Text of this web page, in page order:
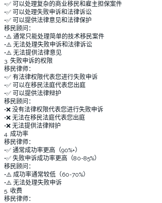
•✅ 可以处理复杂的商业移民和雇主担保案件
•✅ 可以处理失败申诉和法律诉讼
•✅ 可以提供法律意见和法律保护
移民顾问：
•⚠️ 通常只能处理简单的技术移民案件
•⚠️ 无法处理失败申诉和法律诉讼
•⚠️ 无法提供法律意见
3. 失败申诉的权限
移民律师：
•✅ 有法律权限代表您进行失败申诉
•✅ 可以在移民法庭代表您出庭
•✅ 可以提供法律辩护
移民顾问：
•❌ 没有法律权限代表您进行失败申诉
•❌ 无法在移民法庭代表您出庭
•❌ 无法提供法律辩护
4. 成功率
移民律师：
•✅ 通常成功率更高（90%+）
•✅ 失败申诉成功率更高（80-85%）
移民顾问：
•⚠️ 成功率通常较低（60-70%）
•⚠️ 无法处理失败申诉
5. 收费
移民律师：